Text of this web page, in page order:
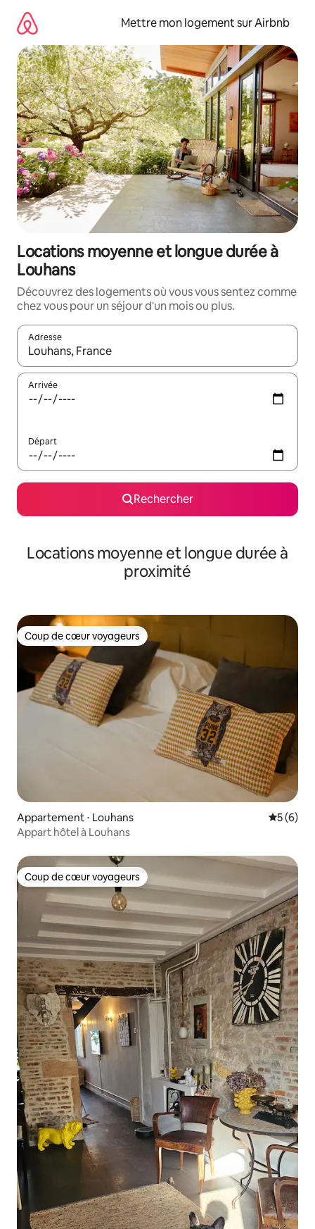
directement
contenu
Mettre mon logement sur Airbnb
Locations moyenne et longue durée à
Louhans
Découvrez des logements où vous vous sentez comme
chez vous pour un séjour d'un mois ou plus.
Adresse
Lorsque les résultats s'affichent, utilisez les flèches vers le
Arrivée
Départ
Rechercher
Locations moyenne et longue durée à
proximité
Coup de cœur voyageurs
Coup de cœur voyageurs
Appartement ⋅ Louhans
5 (6)
Appart hôtel à Louhans
Coup de cœur voyageurs
Coup de cœur voyageurs